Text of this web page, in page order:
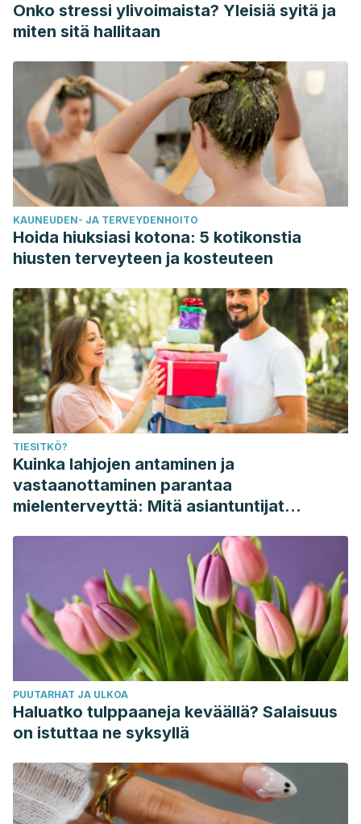
Onko stressi ylivoimaista? Yleisiä syitä ja
miten sitä hallitaan
KAUNEUDEN- JA TERVEYDENHOITO
Hoida hiuksiasi kotona: 5 kotikonstia
hiusten terveyteen ja kosteuteen
TIESITKÖ?
Kuinka lahjojen antaminen ja
vastaanottaminen parantaa
mielenterveyttä: Mitä asiantuntijat
PUUTARHAT JA ULKOA
Haluatko tulppaaneja keväällä? Salaisuus
on istuttaa ne syksyllä